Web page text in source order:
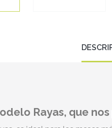
Rayas, que